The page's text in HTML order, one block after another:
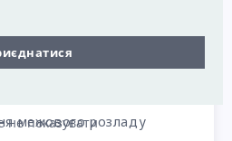
розладу
межового розладу
не показувати